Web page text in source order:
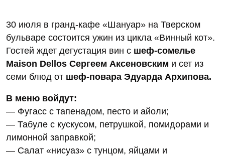
30 июля в гранд-кафе «Шануар» на Тверском
бульваре состоится ужин из цикла «Винный кот».
Гостей ждет дегустация вин с шеф-сомелье
Maison Dellos Сергеем Аксеновским и сет из
семи блюд от шеф-повара Эдуарда Архипова.
В меню войдут:
— Фугасс с тапенадом, песто и айоли;
— Табуле с кускусом, петрушкой, помидорами и
лимонной заправкой;
— Салат «нисуаз» с тунцом, яйцами и